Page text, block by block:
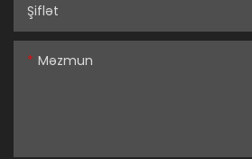
Şiflət
Məzmun